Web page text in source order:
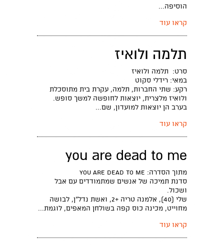
הוסיפה...
קראו עוד
תלמה ולואיז
סרט: תלמה ולואיז
במאי: רידלי סקוט
רקע: שתי החברות, תלמה, עקרת בית מתוסכלת
ולואיז מלצרית, יוצאות לחופשה למשך סופש.
בערב הן יוצאות למועדון, שם...
קראו עוד
you are dead to me
מתוך הסדרה: you are dead to me
סדנת תמיכה של אנשים שמתמודדים עם אבל
ושכול.
שלי (40), אלמנה טריה +2, ואשת נדל"ן, לבושה
מחוייט, מכינה כוס קפה בשולחן המאפים, לוגמת...
קראו עוד